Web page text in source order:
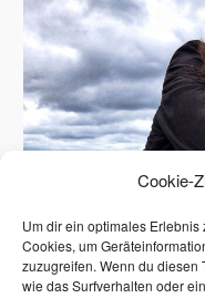
Cookie-
Um dir ein optimales
Cookies, um
zuzugreifen. Wenn du diesen
wie das Surfverhalten oder